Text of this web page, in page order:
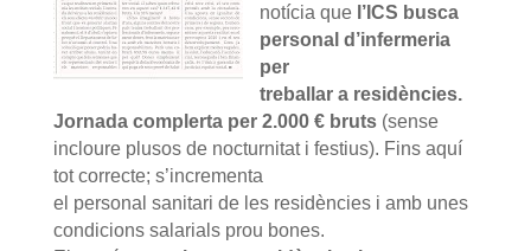
notícia que l’ICS busca
personal d’infermeria
per
treballar a residències.
Jornada complerta per 2.000 € bruts(sense
incloure plusos de nocturnitat i festius). Fins aquí
tot correcte; s’incrementa
el personal sanitari de les residències i amb unes
condicions salarials prou bones.